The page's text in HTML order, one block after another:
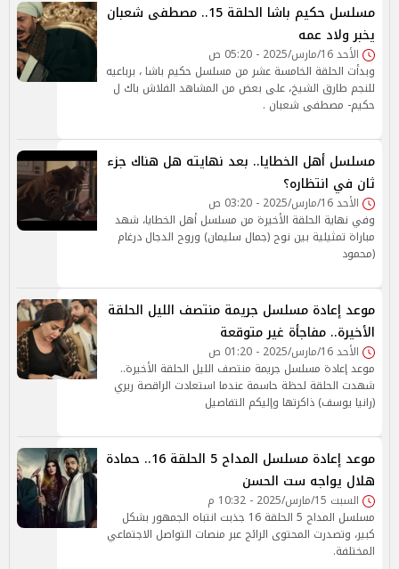
مسلسل حكيم باشا الحلقة 15.. مصطفى شعبان
يخبر ولاد عمه
الأحد 16/مارس/2025 - 05:20 ص
وبدأت الحلقة الخامسة عشر من مسلسل حكيم باشا ، برباعيه
للنجم طارق الشيخ، على بعض من المشاهد الفلاش باك ل
حكيم- مصطفى شعبان .
مسلسل أهل الخطايا.. بعد نهايته هل هناك جزء
ثان في انتظاره؟
الأحد 16/مارس/2025 - 03:20 ص
وفي نهاية الحلقة الأخيرة من مسلسل أهل الخطايا، شهد
مباراة تمثيلية بين نوح (جمال سليمان) وروح الدجال درغام
(محمود
موعد إعادة مسلسل جريمة منتصف الليل الحلقة
الأخيرة.. مفاجأة غير متوقعة
الأحد 16/مارس/2025 - 01:20 ص
موعد إعادة مسلسل جريمة منتصف الليل الحلقة الأخيرة..
شهدت الحلقة لحظة حاسمة عندما استعادت الراقصة ريري
(رانيا يوسف) ذاكرتها وإليكم التفاصيل
موعد إعادة مسلسل المداح 5 الحلقة 16.. حمادة
هلال يواجه ست الحسن
السبت 15/مارس/2025 - 10:32 م
مسلسل المداح 5 الحلقة 16 جذبت انتباه الجمهور بشكل
كبير، وتصدرت المحتوى الرائج عبر منصات التواصل الاجتماعي
المختلفة.